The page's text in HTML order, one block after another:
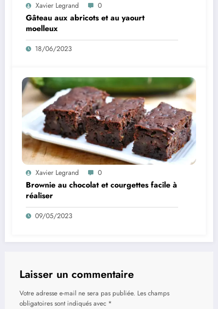
Xavier Legrand 0
Gâteau aux abricots et au yaourt
moelleux
18/06/2023
Xavier Legrand 0
Brownie au chocolat et courgettes facile à
réaliser
09/05/2023
Laisser un commentaire
Votre adresse e-mail ne sera pas publiée. Les champs
obligatoires sont indiqués avec *